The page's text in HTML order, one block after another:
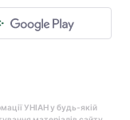
УНІАН у будь-якій